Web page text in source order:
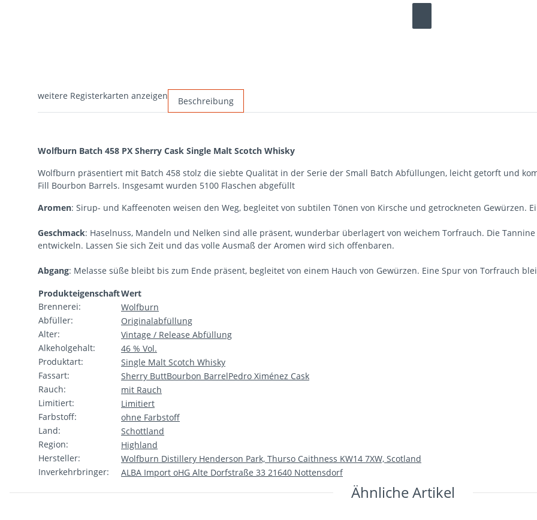
weitere Registerkarten anzeigen Beschreibung
Wolfburn Batch 458 PX Sherry Cask Single Malt Scotch Whisky
Wolfburn präsentiert mit Batch 458 stolz die siebte Qualität in der Serie der Small Batch Abfüllungen, leicht getorft und
Fill Bourbon Barrels. Insgesamt wurden 5100 Flaschen abgefüllt
Aromen: Sirup- und Kaffeenoten weisen den Weg, begleitet von subtilen Tönen von Kirsche und getrockneten Gewürzen.
Geschmack: Haselnuss, Mandeln und Nelken sind alle präsent, wunderbar überlagert von weichem Torfrauch. Die
entwickeln. Lassen Sie sich Zeit und das volle Ausmaß der Aromen wird sich offenbaren.
Abgang: Melasse süße bleibt bis zum Ende präsent, begleitet von einem Hauch von Gewürzen. Eine Spur von Torfrauch
ProdukteigenschaftWert
Brennerei:
Wolfburn
Abfüller:
Originalabfüllung
Alter:
Vintage / Release Abfüllung
Alkeholgehalt:
46 % Vol.
Produktart:
Single Malt Scotch Whisky
Fassart:
Sherry ButtBourbon BarrelPedro Ximénez Cask
Rauch:
mit Rauch
Limitiert:
Limitiert
Farbstoff:
ohne Farbstoff
Land:
Schottland
Region:
Highland
Hersteller:
Wolfburn Distillery Henderson Park, Thurso Caithness KW14 7XW, Scotland
Inverkehrbringer:
ALBA Import oHG Alte Dorfstraße 33 21640 Nottensdorf
Ähnliche Artikel